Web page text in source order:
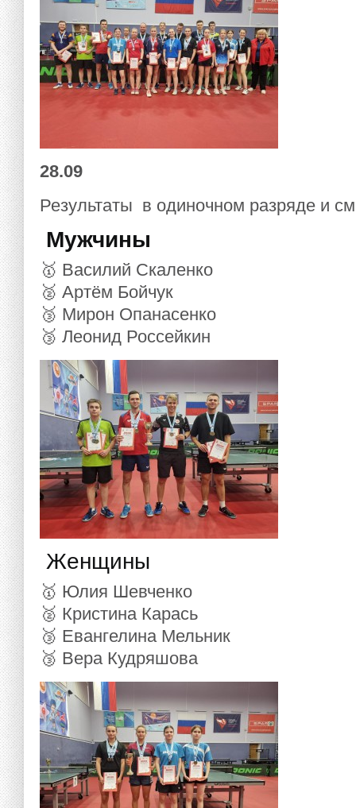
28.09
Результаты в одиночном разряде и
Мужчины
🥇 Василий Скаленко
🥈 Артём Бойчук
🥉 Мирон Опанасенко
🥉 Леонид Россейкин
Женщины
🥇 Юлия Шевченко
🥈 Кристина Карась
🥉 Евангелина Мельник
🥉 Вера Кудряшова